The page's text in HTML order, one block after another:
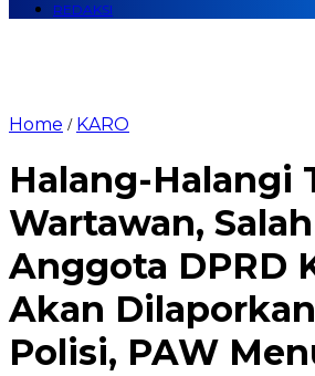
REDAKSI
Home / KARO
Halang-Halangi
Wartawan,
Anggota DPRD
Akan
Polisi, PAW